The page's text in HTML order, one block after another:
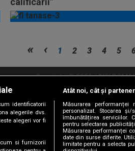
1 2 3 4 5
Copyright © 2026 / DIGI
Abonare Digi TV Frecvente Digi Sport
Versiune mobil
identificatorii
alegerile dvs.
alegeri vor fi
si furnizorii
Atât noi, cât și
Măsurarea performanței
personalizat. Stocarea
îmbunătățirea serviciilor.
pentru selectarea
Măsurarea performanței
date din surse diferite.
limitate pentru a selecta